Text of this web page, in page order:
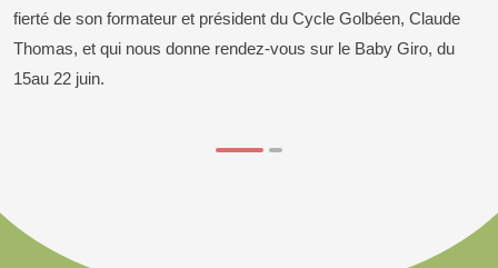
fierté de son formateur et président du Cycle Golbéen, Claude
Thomas, et qui nous donne rendez-vous sur le Baby Giro, du
15au 22 juin.